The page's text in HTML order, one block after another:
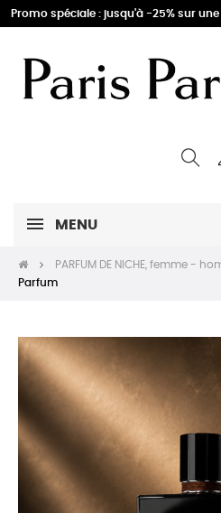
Promo spéciale : jusqu'à -25% sur
MENU
PARFUM DE NICHE, femme -
Parfum